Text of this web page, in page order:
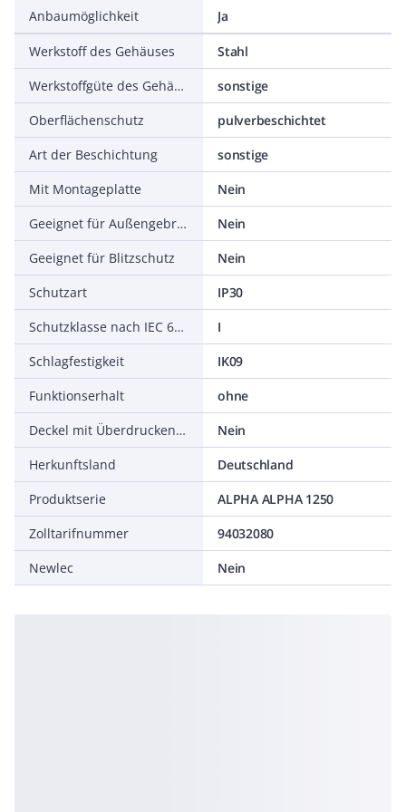
Anbaumöglichkeit Ja
Werkstoff des Gehäuses
Stahl
Werkstoffgüte des Gehäuses
sonstige
Oberflächenschutz
pulverbeschichtet
Art der Beschichtung
sonstige
Mit Montageplatte
Nein
Geeignet für Außengebrauch
Nein
Geeignet für Blitzschutz
Nein
Schutzart
IP30
Schutzklasse nach IEC 61140
I
Schlagfestigkeit
IK09
Funktionserhalt
ohne
Deckel mit Überdruckentlastung
Nein
Herkunftsland
Deutschland
Produktserie
ALPHA ALPHA 1250
Zolltarifnummer
94032080
Newlec
Nein